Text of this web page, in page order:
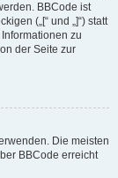
BBCode ist
(„[“ und „]“) statt
zu
der Seite zur
Die meisten
BBCode erreicht